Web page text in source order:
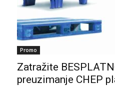
Promo
Zatražite
preuzimanje CHEP